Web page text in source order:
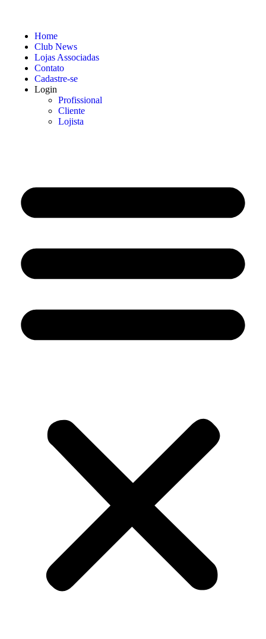
Home
Club News
Lojas Associadas
Contato
Cadastre-se
Login
Profissional
Cliente
Lojista